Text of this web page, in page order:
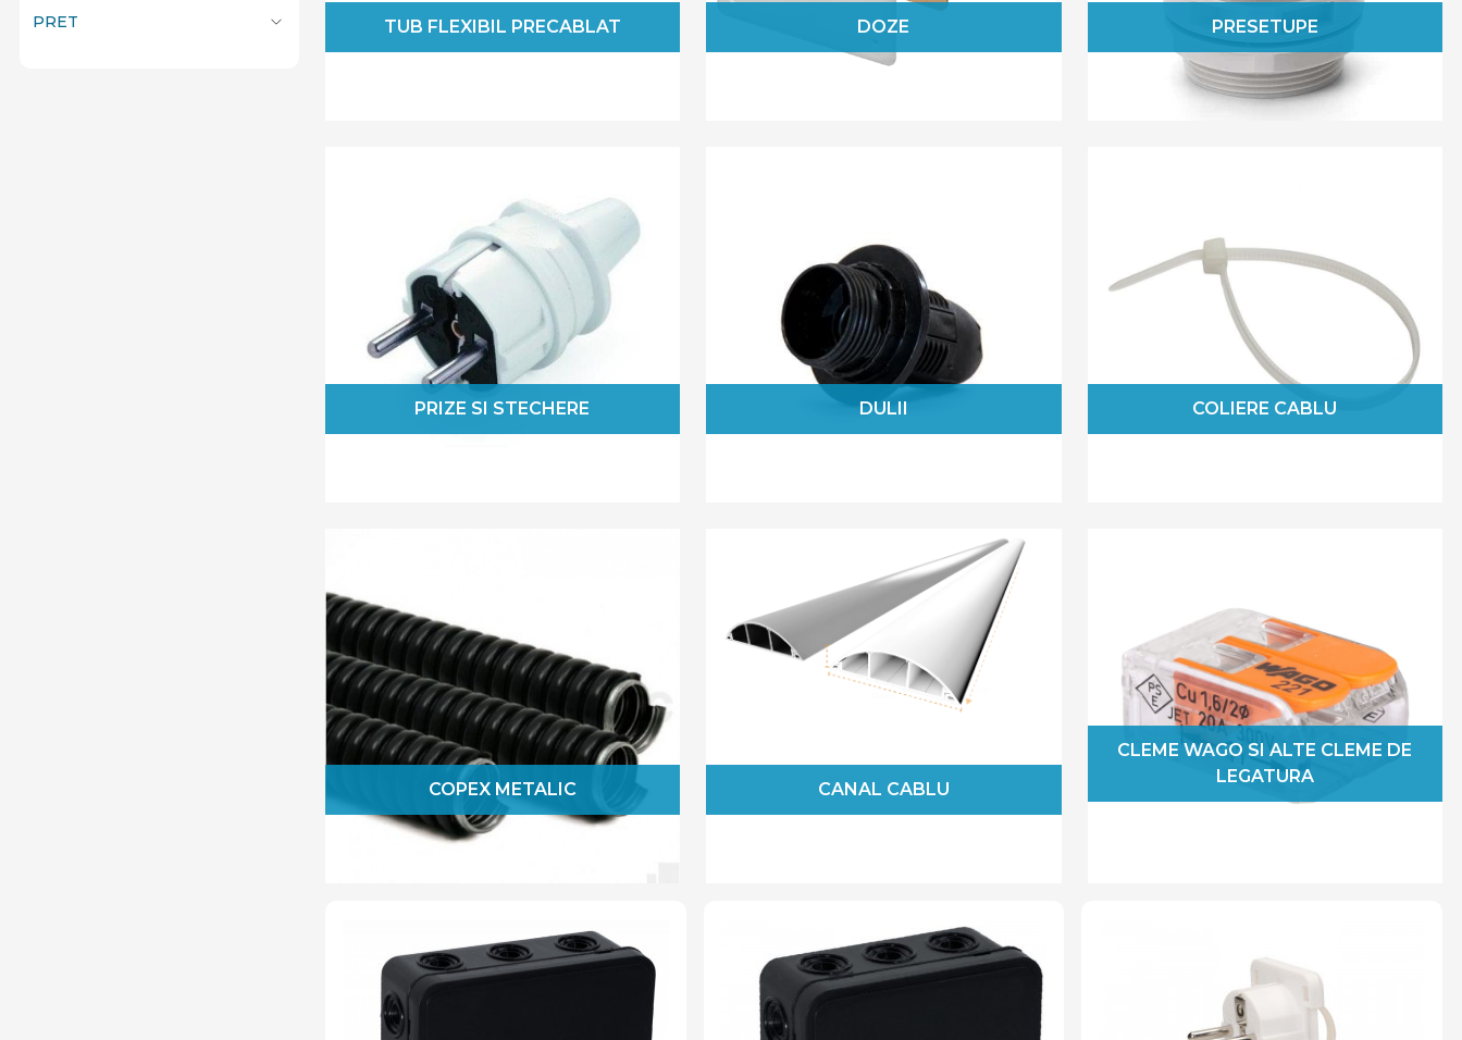
Hensel
PRET
Utilizarea acestor elemente in elaborarea sistemului tau electric este foarte semnificativa, din mai
multe motive. Cablurile neorganizate de dinainte pot consolida un aspect dezordonat, iar
accesoriile pentru managementul cablurilor ajuta la intretinerea unui spatiu curat si ordonat.
Alege accesoriile pentru cabluri de la Savelectro si bucura-te de un spatiu organizat si sigur!
TUB FLEXIBIL PRECABLAT DOZE PRESETUPE
PRIZE SI STECHERE DULII COLIERE CABLU
COPEX METALIC CANAL CABLU
CLEME WAGO SI ALTE CLEME DE
LEGATURA